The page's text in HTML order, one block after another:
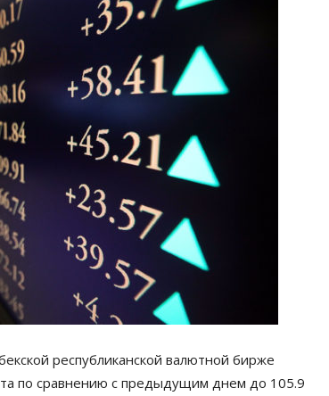
республиканской валютной бирже
по сравнению с предыдущим днем до 105.9